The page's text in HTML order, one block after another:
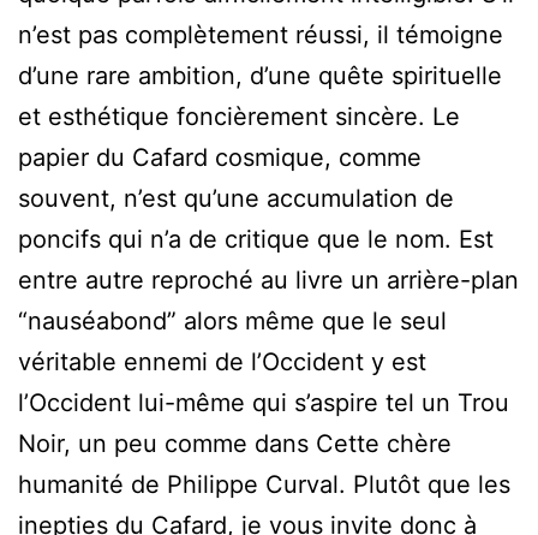
n’est pas complètement réussi, il témoigne
d’une rare ambition, d’une quête spirituelle
et esthétique foncièrement sincère. Le
papier du Cafard cosmique, comme
souvent, n’est qu’une accumulation de
poncifs qui n’a de critique que le nom. Est
entre autre reproché au livre un arrière-plan
“nauséabond” alors même que le seul
véritable ennemi de l’Occident y est
l’Occident lui-même qui s’aspire tel un Trou
Noir, un peu comme dans Cette chère
humanité de Philippe Curval. Plutôt que les
inepties du Cafard, je vous invite donc à